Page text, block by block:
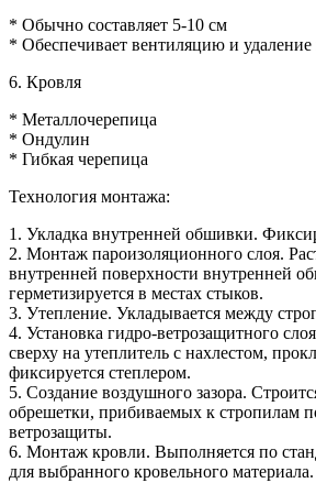
* Обычно составляет 5-10 см
* Обеспечивает вентиляцию и удаление
6. Кровля
* Металлочерепица
* Ондулин
* Гибкая черепица
Технология монтажа:
1. Укладка внутренней обшивки.
2. Монтаж пароизоляционного слоя.
внутренней поверхности внутренней
герметизируется в местах стыков.
3. Утепление. Укладывается между
4. Установка гидро-ветрозащитного
сверху на утеплитель с нахлестом,
фиксируется степлером.
5. Создание воздушного зазора.
обрешетки, прибиваемых к стропилам
ветрозащиты.
6. Монтаж кровли. Выполняется по
для выбранного кровельного материала.